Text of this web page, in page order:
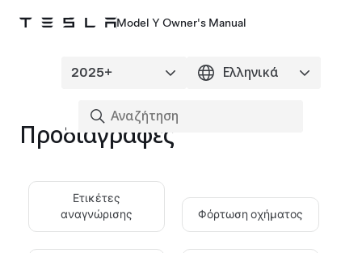
Model Y Owner's Manual
Προδιαγραφές
Ετικέτες
αναγνώρισης
Φόρτωση οχήματος